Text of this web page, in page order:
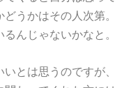
どうかはその人次第
んじゃないかなと。
いとは思うのですが